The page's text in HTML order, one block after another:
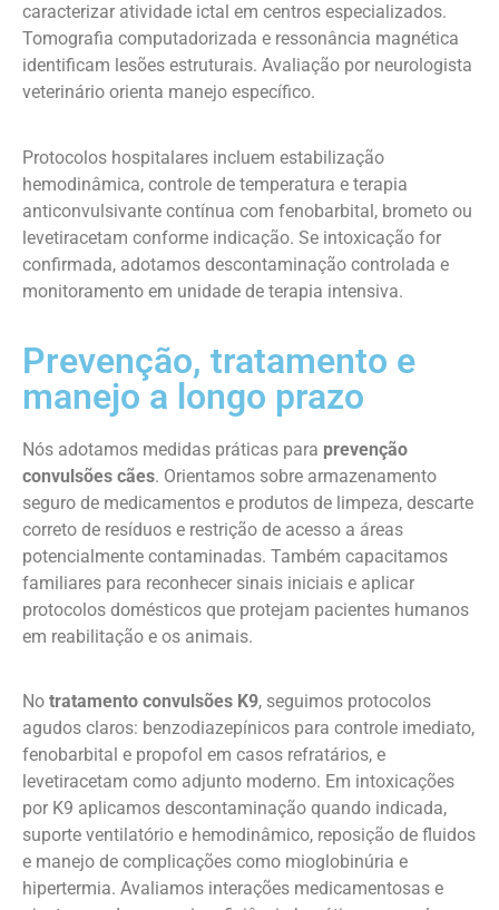
caracterizar atividade ictal em centros especializados.
Tomografia computadorizada e ressonância magnética
identificam lesões estruturais. Avaliação por neurologista
veterinário orienta manejo específico.
Protocolos hospitalares incluem estabilização
hemodinâmica, controle de temperatura e terapia
anticonvulsivante contínua com fenobarbital, brometo ou
levetiracetam conforme indicação. Se intoxicação for
confirmada, adotamos descontaminação controlada e
monitoramento em unidade de terapia intensiva.
Prevenção, tratamento e
manejo a longo prazo
Nós adotamos medidas práticas para prevenção
convulsões cães. Orientamos sobre armazenamento
seguro de medicamentos e produtos de limpeza, descarte
correto de resíduos e restrição de acesso a áreas
potencialmente contaminadas. Também capacitamos
familiares para reconhecer sinais iniciais e aplicar
protocolos domésticos que protejam pacientes humanos
em reabilitação e os animais.
No tratamento convulsões K9, seguimos protocolos
agudos claros: benzodiazepínicos para controle imediato,
fenobarbital e propofol em casos refratários, e
levetiracetam como adjunto moderno. Em intoxicações
por K9 aplicamos descontaminação quando indicada,
suporte ventilatório e hemodinâmico, reposição de fluidos
e manejo de complicações como mioglobinúria e
hipertermia. Avaliamos interações medicamentosas e